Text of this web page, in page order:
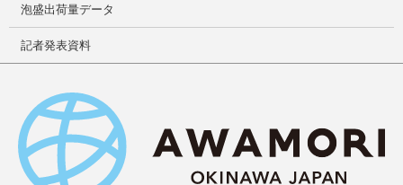
泡盛出荷量データ
記者発表資料